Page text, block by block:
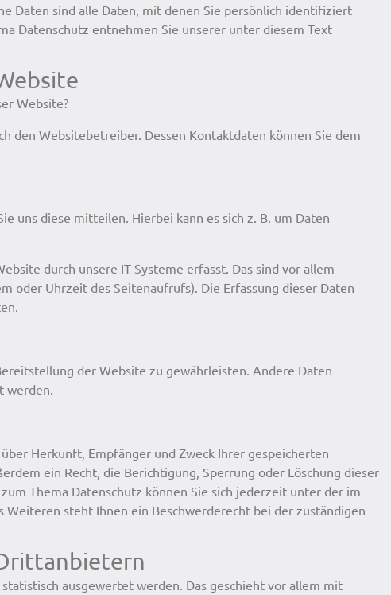
Daten sind alle Daten, mit denen Sie persönlich identifiziert
Datenschutz entnehmen Sie unserer unter diesem Text
Website?
den Websitebetreiber. Dessen Kontaktdaten können Sie dem
uns diese mitteilen. Hierbei kann es sich z. B. um Daten
durch unsere IT-Systeme erfasst. Das sind vor allem
oder Uhrzeit des Seitenaufrufs). Die Erfassung dieser Daten
der Website zu gewährleisten. Andere Daten
werden.
Herkunft, Empfänger und Zweck Ihrer gespeicherten
ein Recht, die Berichtigung, Sperrung oder Löschung dieser
Thema Datenschutz können Sie sich jederzeit unter der im
Weiteren steht Ihnen ein Beschwerderecht bei der zuständigen
ausgewertet werden. Das geschieht vor allem mit